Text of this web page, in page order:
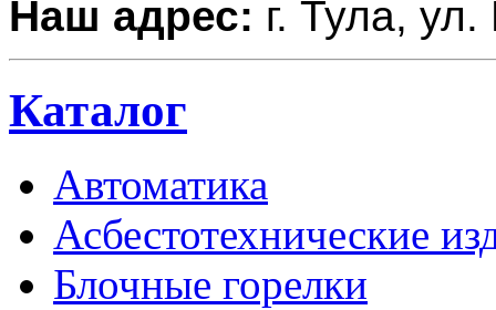
Наш адрес: г. Тула,
Каталог
Автоматика
Асбестотехнические
Блочные горелки